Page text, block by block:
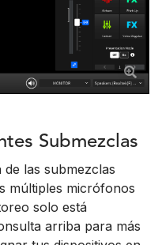
Submezclas
las submezclas
múltiples micrófonos
solo está
arriba para más